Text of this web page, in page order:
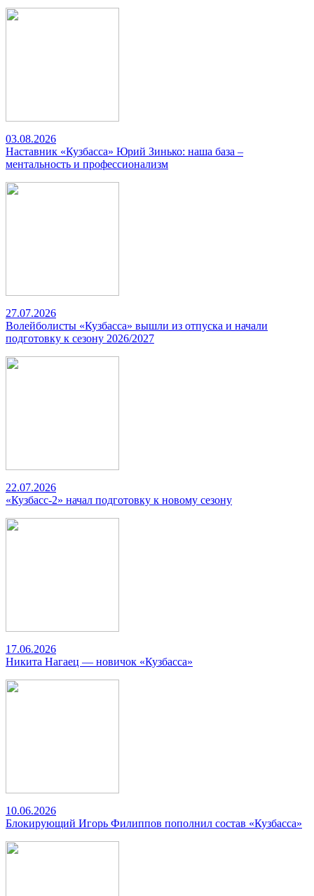
03.08.2026
Наставник «Кузбасса» Юрий Зинько: наша база –
ментальность и профессионализм
27.07.2026
Волейболисты «Кузбасса» вышли из отпуска и начали
подготовку к сезону 2026/2027
22.07.2026
«Кузбасс-2» начал подготовку к новому сезону
17.06.2026
Никита Нагаец — новичок «Кузбасса»
10.06.2026
Блокирующий Игорь Филиппов пополнил состав «Кузбасса»